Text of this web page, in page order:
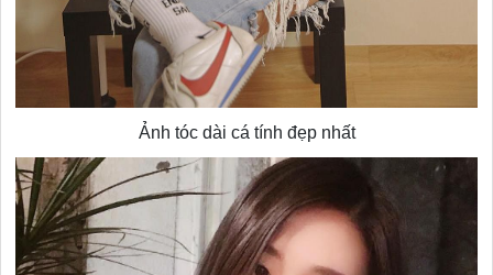
Ảnh tóc dài cá tính đẹp nhất